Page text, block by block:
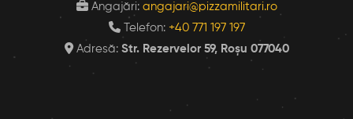
Angajări: angajari@pizzamilitari.ro
Telefon: +40 771 197 197
Adresă: Str. Rezervelor 59, Roșu 077040